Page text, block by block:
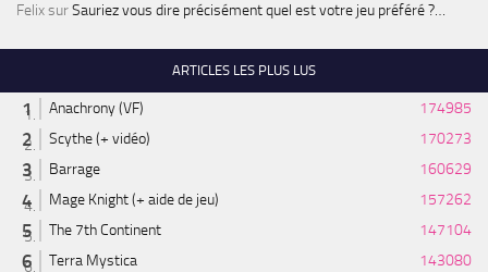
FelixsurSauriez vous dire précisément quel est votre jeu préféré ?…
ARTICLES LES PLUS LUS
Anachrony (VF)
174985
Scythe (+ vidéo)
170273
Barrage
160629
Mage Knight (+ aide de jeu)
157262
The 7th Continent
147104
Terra Mystica
143080